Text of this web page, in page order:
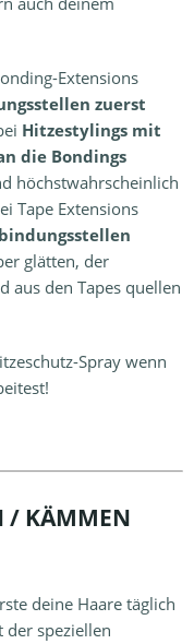
Extensions
zuerst
Hitzestylings mit
die Bondings
höchstwahrscheinlich
Tape Extensions
glätten, der
aus den Tapes quellen
Spray wenn
/ KÄMMEN
deine Haare täglich
der speziellen